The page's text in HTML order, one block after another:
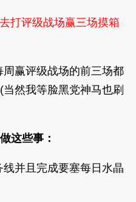
打评级战场赢三场摸箱
赢评级战场的前三场都
然我等脸黑党神马也刷
这些事：
并且完成要塞每日水晶